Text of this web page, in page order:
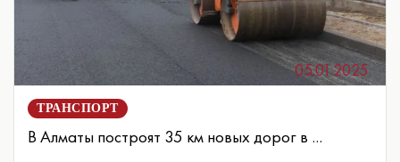
05.01.2025
ТРАНСПОРТ
В Алматы построят 35 км новых дорог в ...